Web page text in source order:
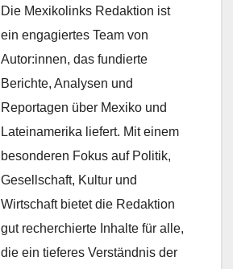
Die Mexikolinks Redaktion ist
ein engagiertes Team von
Autor:innen, das fundierte
Berichte, Analysen und
Reportagen über Mexiko und
Lateinamerika liefert. Mit einem
besonderen Fokus auf Politik,
Gesellschaft, Kultur und
Wirtschaft bietet die Redaktion
gut recherchierte Inhalte für alle,
die ein tieferes Verständnis der